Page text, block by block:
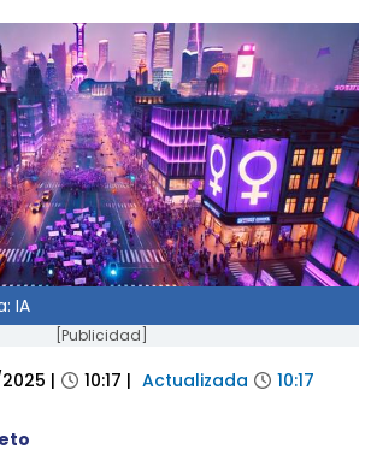
IA
[Publicidad]
| 10:17 | Actualizada 10:17